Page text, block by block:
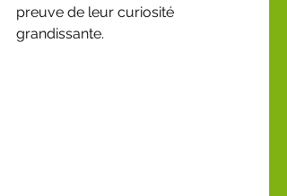
preuve de leur curiosité
grandissante.